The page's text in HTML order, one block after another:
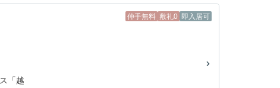
仲手無料 敷礼0 即入居可
「越